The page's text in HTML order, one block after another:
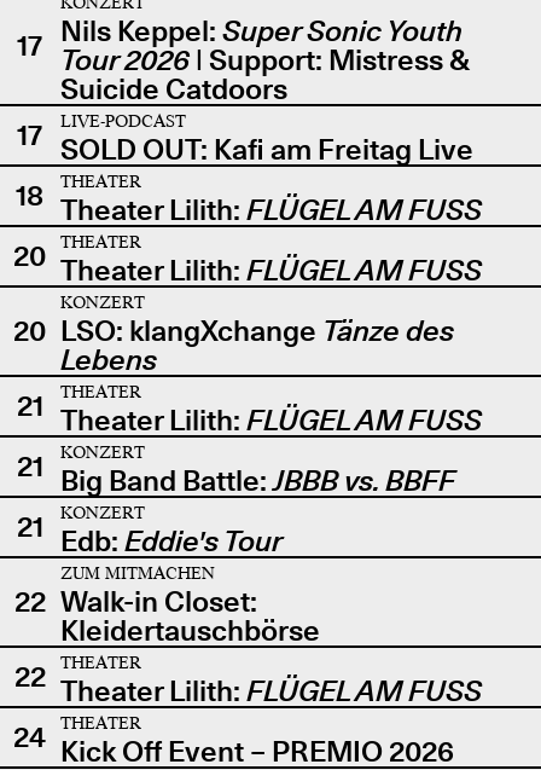
17 Nils Keppel: Super Sonic Youth
Tour 2026| Support: Mistress &
Suicide Catdoors
17
LIVE-PODCAST
SOLD OUT: Kafi am Freitag Live
18
THEATER
Theater Lilith: FLÜGEL AM FUSS
20
THEATER
Theater Lilith: FLÜGEL AM FUSS
20
KONZERT
LSO: klangXchange Tänze des
Lebens
21
THEATER
Theater Lilith: FLÜGEL AM FUSS
21
KONZERT
Big Band Battle:JBBB vs. BBFF
21
KONZERT
Edb: Eddie's Tour
22
ZUM MITMACHEN
Walk-in Closet:
Kleidertauschbörse
22
THEATER
Theater Lilith: FLÜGEL AM FUSS
24
THEATER
Kick Off Event – PREMIO 2026